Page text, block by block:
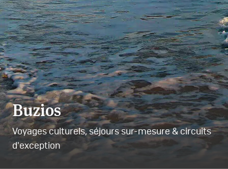
Buzios
Voyages culturels, séjours sur-mesure & circuits
d'exception